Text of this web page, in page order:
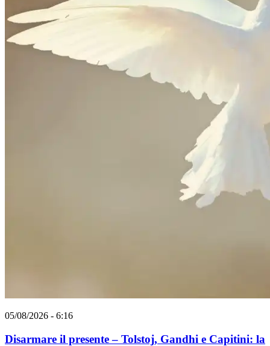
05/08/2026 - 6:16
Disarmare il presente – Tolstoj, Gandhi e Capitini: la